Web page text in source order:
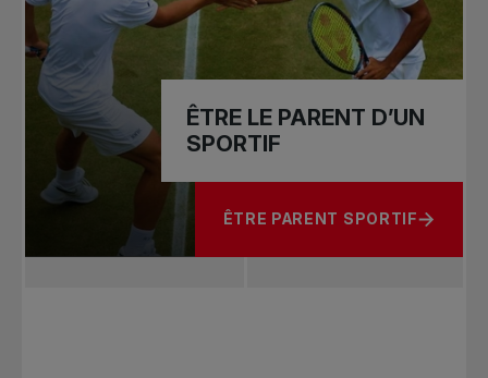
ÊTRE LE PARENT D’UN
SPORTIF
ÊTRE PARENT SPORTIF
À PROPOS DE ÊTRE LE PARENT